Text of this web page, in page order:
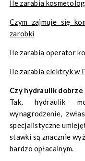
Ile zarabia
Czym zajmuje się
zarobki
Ile zarabia operator
Ile zarabia elektryk w
Czy hydraulik dobrze
Tak, hydraulik
wynagrodzenie,
specjalistyczne
stawki są znacznie
bardzo opłacalnym.